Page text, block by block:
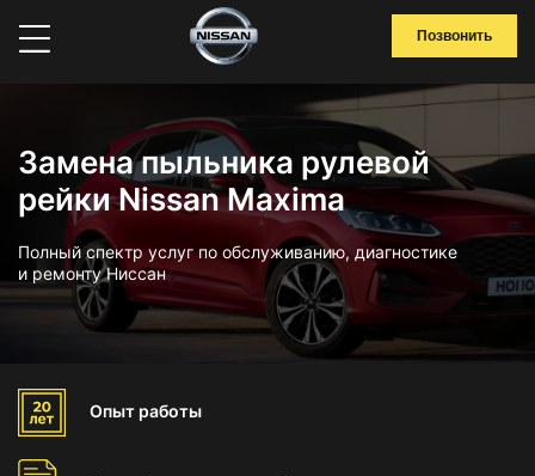
Позвонить
Замена пыльника рулевой
рейки Nissan Maxima
Полный спектр услуг по обслуживанию, диагностике
и ремонту Ниссан
Опыт работы